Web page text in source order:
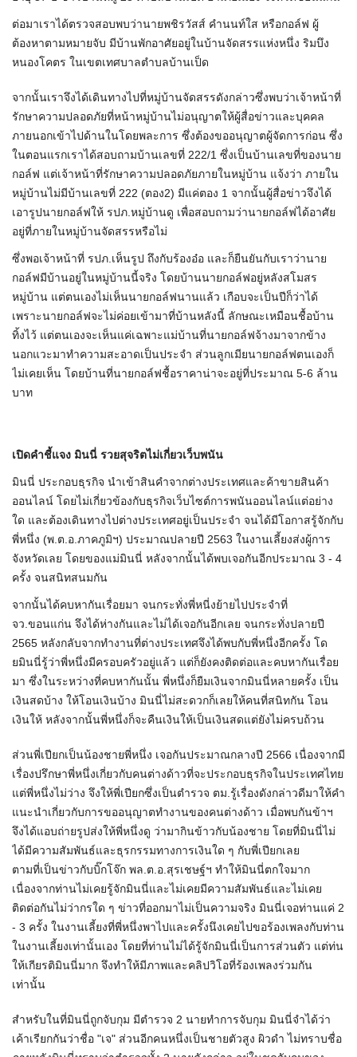
ต่อมาเราได้ตรวจสอบพบว่านายพชิรวัสส์ คำนนท์ใส หรือกอล์ฟ ผู้
ต้องหาตามหมายจับ มีบ้านพักอาศัยอยู่ในบ้านจัดสรรแห่งหนึ่ง ริมบึง
หนองโคตร ในเขตเทศบาลตำบลบ้านเป็ด
จากนั้นเราจึงได้เดินทางไปที่หมู่บ้านจัดสรรดังกล่าวซึ่งพบว่าเจ้าหน้าที่
รักษาความปลอดภัยที่หน้าหมู่บ้านไม่อนุญาตให้ผู้สื่อข่าวและบุคคล
ภายนอกเข้าไปด้านในโดยพละการ ซึ่งต้องขออนุญาตผู้จัดการก่อน ซึ่ง
ในตอนแรกเราได้สอบถามบ้านเลขที่ 222/1 ซึ่งเป็นบ้านเลขที่ของนาย
กอล์ฟ แต่เจ้าหน้าที่รักษาความปลอดภัยภายในหมู่บ้าน แจ้งว่า ภายใน
หมู่บ้านไม่มีบ้านเลขที่ 222 (ตอง2) มีแค่ตอง 1 จากนั้นผู้สื่อข่าวจึงได้
เอารูปนายกอล์ฟให้ รปภ.หมู่บ้านดู เพื่อสอบถามว่านายกอล์ฟได้อาศัย
อยู่ที่ภายในหมู่บ้านจัดสรรหรือไม่
ซึ่งพอเจ้าหน้าที่ รปภ.เห็นรูป ถึงกับร้องอ๋อ และก็ยืนยันกับเราว่านาย
กอล์ฟมีบ้านอยู่ในหมู่บ้านนี้จริง โดยบ้านนายกอล์ฟอยู่หลังสโมสร
หมู่บ้าน แต่ตนเองไม่เห็นนายกอล์ฟนานแล้ว เกือบจะเป็นปีก็ว่าได้
เพราะนายกอล์ฟจะไม่ค่อยเข้ามาที่บ้านหลังนี้ ลักษณะเหมือนชื้อบ้าน
ทิ้งไว้ แต่ตนเองจะเห็นแค่เฉพาะแม่บ้านที่นายกอล์ฟจ้างมาจากข้าง
นอกแวะมาทำความสะอาดเป็นประจำ ส่วนลูกเมียนายกอล์ฟตนเองก็
ไม่เคยเห็น โดยบ้านที่นายกอล์ฟชื้อราคาน่าจะอยู่ที่ประมาณ 5-6 ล้าน
บาท
เปิดคำชี้แจง มินนี่ รวยสุจริตไม่เกี่ยวเว็บพนัน
มินนี่ ประกอบธุรกิจ นำเข้าสินคำจากต่างประเทศและค้าขายสินค้า
ออนไลน์ โดยไม่เกี่ยวข้องกับธุรกิจเว็บไซต์การพนันออนไลน์แต่อย่าง
ใด และต้องเดินทางไปต่างประเทศอยู่เป็นประจำ จนได้มีโอกาสรู้จักกับ
พี่หนึ่ง (พ.ต.อ.ภาคภูมิฯ) ประมาณปลายปี 2563 ในงานเลี้ยงส่งผู้การ
จังหวัดเลย โดยของแม่มินนี่ หลังจากนั้นได้พบเจอกันอีกประมาณ 3 - 4
ครั้ง จนสนิทสนมกัน
จากนั้นได้คบหากันเรื่อยมา จนกระทั่งพี่หนี่งย้ายไปประจำที่
จว.ขอนแก่น จึงได้ห่างกันและไม่ได้เจอกันอีกเลย จนกระทั่งปลายปี
2565 หลังกลับจากทำงานที่ต่างประเทศจึงได้พบกับพี่หนึ่งอีกครั้ง โด
ยมินนี่รู้ว่าพี่หนึ่งมีครอบครัวอยู่แล้ว แต่ก็ยังคงติดต่อและคบหากันเรื่อย
มา ซึ่งในระหว่างที่คบหากันนั้น พี่หนึ่งก็ยืมเงินจากมินนี่หลายครั้ง เป็น
เงินสดบ้าง ให้โอนเงินบ้าง มินนี่ไม่สะดวกก็เลยให้คนที่สนิทกัน โอน
เงินให้ หลังจากนั้นพี่หนึ่งก็จะคืนเงินให้เป็นเงินสดแต่ยังไม่ครบถ้วน
ส่วนพี่เปียกเป็นน้องชายพี่หนึ่ง เจอกันประมาณกลางปี 2566 เนื่องจากมี
เรื่องปรึกษาพี่หนึ่งเกี่ยวกับคนต่างด้าวที่จะประกอบธุรกิจในประเทศไทย
แต่พี่หนึ่งไม่ว่าง จึงให้พี่เปียกซึ่งเป็นตำรวจ ตม.รู้เรื่องดังกล่าวดีมาให้คำ
แนะนำเกี่ยวกับการขออนุญาตทำงานของคนต่างด้าว เมื่อพบกันข้าฯ
จึงได้แอบถ่ายรูปส่งให้พี่หนึ่งดู ว่ามากินข้าวกับน้องชาย โดยที่มินนี่ไม่
ได้มีความสัมพันธ์และธุรกรรมทางการเงินใด ๆ กับพี่เปียกเลย
ตามที่เป็นข่าวกับบิ๊กโจ๊ก พล.ต.อ.สุรเชษฐ์ฯ ทำให้มินนี่ตกใจมาก
เนื่องจากท่านไม่เคยรู้จักมินนี่และไม่เคยมีความสัมพันธ์และไม่เคย
ติดต่อกันไม่ว่ากรใด ๆ ข่าวที่ออกมาไม่เป็นความจริง มินนี่เจอท่านแค่ 2
- 3 ครั้ง ในงานเลี้ยงที่พี่หนึ่งพาไปและครั้งนึงเคยไปขอร้องเพลงกับท่าน
ในงานเลี้ยงเท่านั้นเอง โดยที่ท่านไม่ได้รู้จักมินนี่เป็นการส่วนตัว แต่ท่น
ให้เกียรติมินนี่มาก จึงทำให้มีภาพและคลิปวิโอที่ร้องเพลงร่วมกัน
เท่านั้น
สำหรับในที่มินนี่ถูกจับกุม มีตำรวจ 2 นายทำการจับกุม มินนี่จำได้ว่า
เค้าเรียกกันว่าชื่อ "เจ" ส่วนอีกคนหนึ่งเป็นชายตัวสูง ผิวดำ ไม่ทราบชื่อ